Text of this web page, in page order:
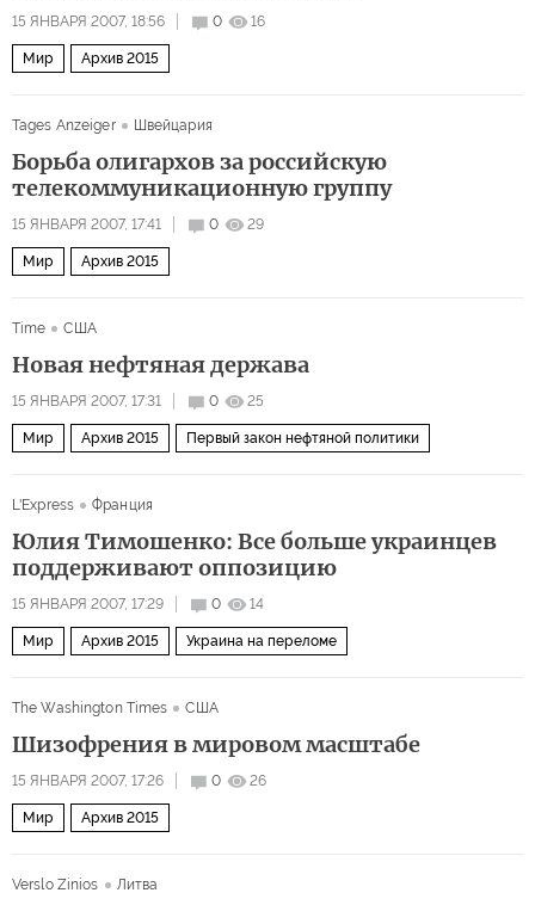
15 ЯНВАРЯ 2007, 18:56 0 16
Мир Архив 2015
Tages Anzeiger Швейцария
Борьба олигархов за российскую
телекоммуникационную группу
15 ЯНВАРЯ 2007, 17:41 0 29
Мир Архив 2015
Time США
Новая нефтяная держава
15 ЯНВАРЯ 2007, 17:31 0 25
Мир Архив 2015 Первый закон нефтяной политики
L'Express Франция
Юлия Тимошенко: Все больше украинцев
поддерживают оппозицию
15 ЯНВАРЯ 2007, 17:29 0 14
Мир Архив 2015 Украина на переломе
The Washington Times США
Шизофрения в мировом масштабе
15 ЯНВАРЯ 2007, 17:26 0 26
Мир Архив 2015
Verslo Zinios Литва